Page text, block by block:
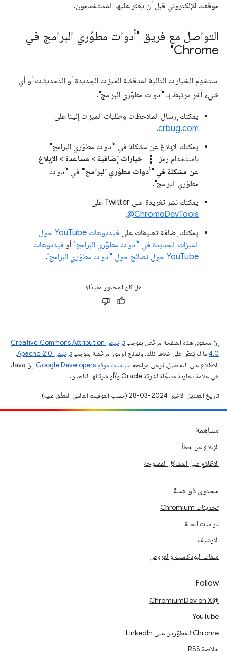
موقعك الإلكتروني قبل أن يعثر عليها المستخدمون.
التواصل مع فريق "أدوات مطوّري البرامج في
Chrome"
استخدِم الخيارات التالية لمناقشة الميزات الجديدة أو التحديثات أو أي
شيء آخر مرتبط بـ "أدوات مطوّري البرامج".
يمكنك إرسال الملاحظات وطلبات الميزات إلينا على
crbug.com
.
يمكنك الإبلاغ عن مشكلة في "أدوات مطوّري البرامج"
باستخدام رمز
more_vert خيارات إضافية > مساعدة > الإبلاغ
عن مشكلة في "أدوات مطوّري البرامج" في "أدوات
مطوّري البرامج".
يمكنك نشر تغريدة على Twitter على
‎@ChromeDevTools
.
يمكنك إضافة تعليقات على
فيديوهات YouTube حول
الميزات الجديدة في "أدوات مطوّري البرامج"أو فيديوهات
YouTube حول نصائح حول "أدوات مطوّري البرامج"
.
هل كان المحتوى مفيدًا؟
إنّ محتوى هذه الصفحة مرخّص بموجب
ترخيص Creative Commons Attribution
4.0‏ ما لم يُنصّ على خلاف ذلك، ونماذج الرموز مرخّصة بموجبترخيص Apache 2.0‏
.
للاطّلاع على التفاصيل، يُرجى مراجعة سياسات موقع Google Developers‏
. إنّ Java
هي علامة تجارية مسجَّلة لشركة Oracle و/أو شركائها التابعين.
تاريخ التعديل الأخير: 2024-03-28 (حسب التوقيت العالمي المتفَّق عليه)
مساهمة
الإبلاغ عن خطأ
الاطّلاع على المشاكل المفتوحة
محتوى ذو صلة
تحديثات Chromium
دراسات الحالة
الأرشيف
ملفات البودكاست والعروض
Follow
@ChromiumDev on X
YouTube
Chrome للمطوّرين على LinkedIn
خلاصة RSS